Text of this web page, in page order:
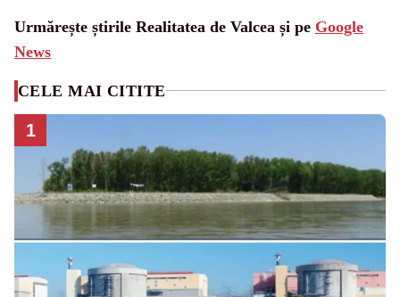
Urmărește știrile Realitatea de Valcea și pe Google
News
CELE MAI CITITE
1